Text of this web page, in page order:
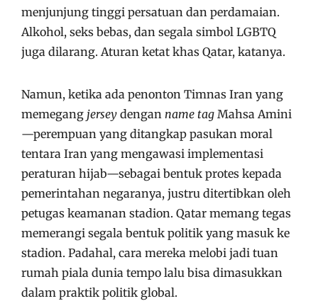
menjunjung tinggi persatuan dan perdamaian.
Alkohol, seks bebas, dan segala simbol LGBTQ
juga dilarang. Aturan ketat khas Qatar, katanya.
Namun, ketika ada penonton Timnas Iran yang
memegang jersey dengan name tag Mahsa Amini
—perempuan yang ditangkap pasukan moral
tentara Iran yang mengawasi implementasi
peraturan hijab—sebagai bentuk protes kepada
pemerintahan negaranya, justru ditertibkan oleh
petugas keamanan stadion. Qatar memang tegas
memerangi segala bentuk politik yang masuk ke
stadion. Padahal, cara mereka melobi jadi tuan
rumah piala dunia tempo lalu bisa dimasukkan
dalam praktik politik global.